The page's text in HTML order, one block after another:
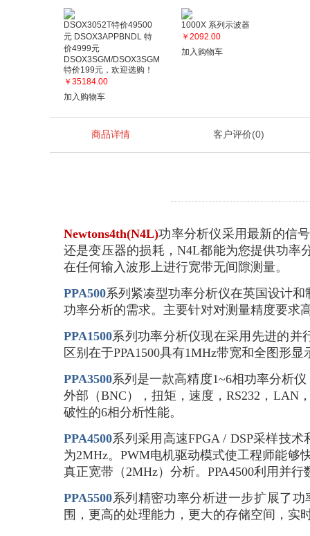
DSOX3052T特价49500
元 DSOX3APPBNDL 特
价4999元
DSOX3SGM/DSOX3SGM
特价199元，欢迎选购！
￥35184.00
加入购物车
1000X 系列示波器
￥2092.00
加入购物车
商品详情 客户评价(0)
Newtons4th(N4L)功率分析仪采用最新的信
还是变压器的损耗，N4L都能为您提供功率
在任何输入波形上进行宽带无间隙测量。
PPA500系列紧凑型功率分析仪在英国设计
功率分析的需求。主要针对对测量精度要求
PPA1500系列功率分析仪现在采用先进的并
区别在于PPA1500具有1MHz带宽和全图形
PPA3500系列是一款高精度1~6相功率分析
外部（BNC），扭矩，速度，RS232，LAN
破性的6相分析性能。
PPA4500系列采用高速FPGA / DSP采样技
为2MHz。PWM电机驱动模式使工程师能够
真正宽带（2MHz）分析。PPA4500利用并
PPA5500系列精密功率分析进一步扩展了
围，更高的处理能力，更大的存储空间，实